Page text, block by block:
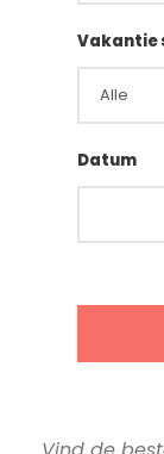
Vakantie
Datum